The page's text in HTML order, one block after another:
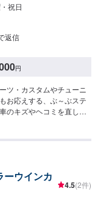
祝日
返信
円
ツ・カスタムやチューニ
お応えする、ぶ～ぶステ
のキズやヘコミを直しま
ッドの交換や車内のクリ
【1】オ
りにご納得いただければ
納期は通常2〜4時間程
ーウインカ
4.5(2件)